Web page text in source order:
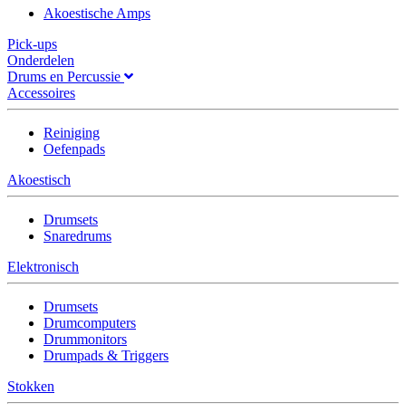
Akoestische Amps
Pick-ups
Onderdelen
Drums en Percussie
Accessoires
Reiniging
Oefenpads
Akoestisch
Drumsets
Snaredrums
Elektronisch
Drumsets
Drumcomputers
Drummonitors
Drumpads & Triggers
Stokken